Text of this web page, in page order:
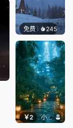
免费 245
￥2 小皮球